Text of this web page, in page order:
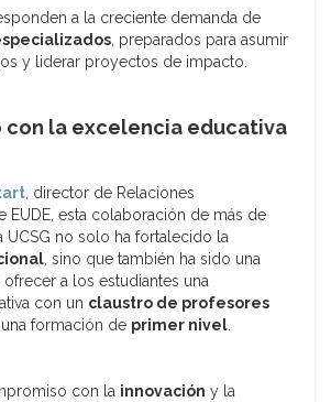
a la creciente demanda de
, preparados para asumir
y liderar proyectos de impacto.
con la excelencia educativa
, director de Relaciones
EUDE, esta colaboración de más de
UCSG no solo ha fortalecido la
, sino que también ha sido una
a los estudiantes una
con un claustro de profesores
formación de primer nivel.
con la innovación y la